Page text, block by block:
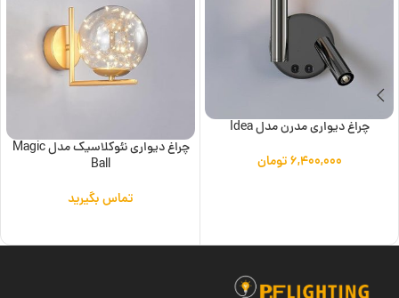
چراغ دیواری مدرن مدل Idea
۶,۴۰۰,۰۰۰تومان
چراغ دیواری نئوکلاسیک مدل Magic
Ball
تماس بگیرید